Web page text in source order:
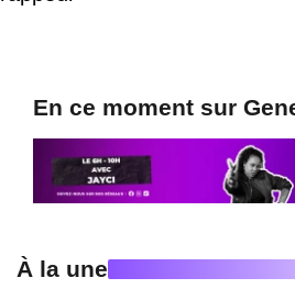
En ce moment sur
À la une